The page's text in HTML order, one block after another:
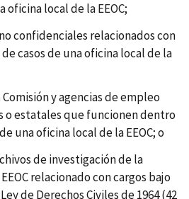
oficina local de la EEOC;
confidenciales relacionados con
casos de una oficina local de la
y agencias de empleo
estatales que funcionen dentro
una oficina local de la EEOC; o
de investigación de la
relacionado con cargos bajo
de Derechos Civiles de 1964 (42